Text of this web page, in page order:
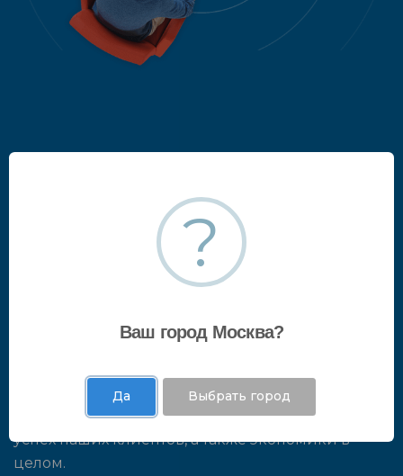
Карьера в ГК "ПРАВО"
Присоединяясь к нашей команде, вы получаете
ценный профессиональный опыт и становитесь
трансформаций, которые происходят в
экономике страны и ведущих компаниях.
будете активным участником этих
преобразований, внося свой вклад в развитие и
успех наших клиентов, а также экономики в
целом.
?
Ваш город Москва?
Да Выбрать город